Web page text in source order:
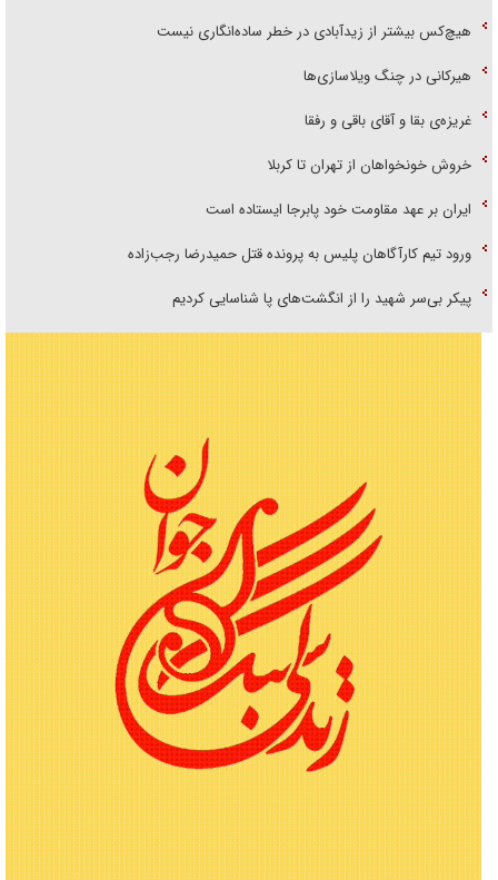
هیچ‌کس بیشتر از زیدآبادی در خطر ساده‌انگاری نیست
هیرکانی در چنگ ویلاسازی‌ها
غریزه‌ی بقا و آقای باقی و رفقا
خروش خونخواهان از تهران تا کربلا
ایران بر عهد مقاومت خود پابرجا ایستاده است
ورود تیم کارآگاهان پلیس به پرونده قتل حمیدرضا رجب‌زاده
پیکر بی‌سر شهید را از انگشت‌های پا شناسایی کردیم